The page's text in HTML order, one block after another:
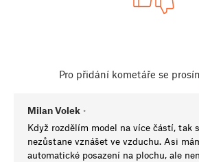
Pro přidání kometáře se
Milan Volek •
Když rozdělím model na více částí, tak
nezůstane vznášet ve vzduchu. Asi
automatické posazení na plochu, ale